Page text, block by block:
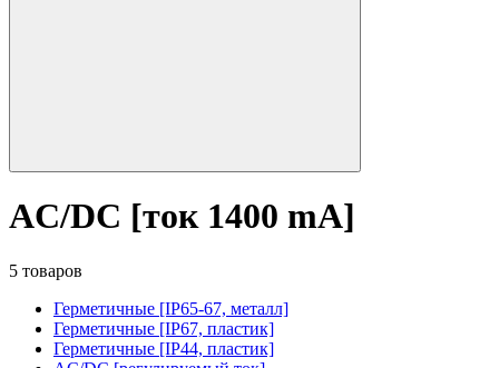
AC/DC [ток 1400 mA]
5 товаров
Герметичные [IP65-67, металл]
Герметичные [IP67, пластик]
Герметичные [IP44, пластик]